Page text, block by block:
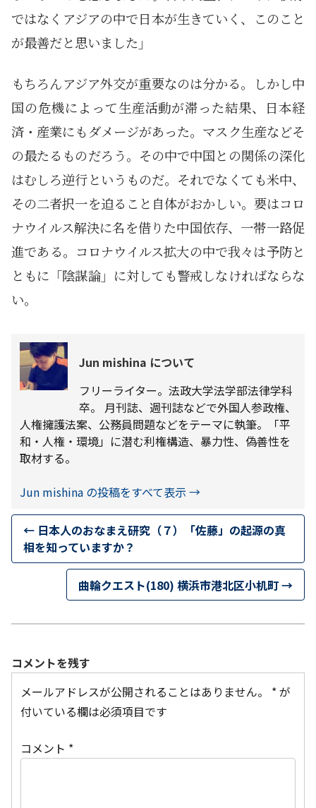
ではなくアジアの中で日本が生きていく、このこと
が最善だと思いました」
もちろんアジア外交が重要なのは分かる。しかし中
国の危機によって生産活動が滞った結果、日本経
済・産業にもダメージがあった。マスク生産などそ
の最たるものだろう。その中で中国との関係の深化
はむしろ逆行というものだ。それでなくても米中、
その二者択一を迫ること自体がおかしい。要はコロ
ナウイルス解決に名を借りた中国依存、一帯一路促
進である。コロナウイルス拡大の中で我々は予防と
ともに「陰謀論」に対しても警戒しなければならな
い。
Jun mishina について
フリーライター。法政大学法学部法律学科
卒。 月刊誌、週刊誌などで外国人参政権、
人権擁護法案、公務員問題などをテーマに執筆。「平
和・人権・環境」に潜む利権構造、暴力性、偽善性を
取材する。
Jun mishina の投稿をすべて表示 →
← 日本人のおなまえ研究（７）「佐藤」の起源の真
相を知っていますか？
曲輪クエスト(180) 横浜市港北区小机町→
コメントを残す
メールアドレスが公開されることはありません。
*が
付いている欄は必須項目です
コメント *